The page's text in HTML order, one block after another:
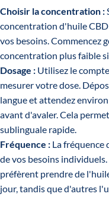
Choisir la concentration :
concentration d'huile
vos besoins. Commencez
concentration plus faible
Dosage : Utilisez le
mesurer votre dose.
langue et attendez
avant d'avaler. Cela
sublinguale rapide.
Fréquence : La
de vos besoins
préfèrent prendre de
jour, tandis que d'autres